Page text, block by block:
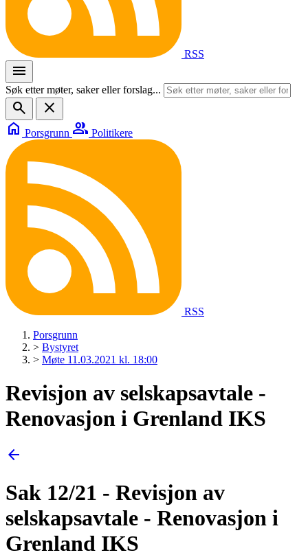
RSS
menu
Søk etter møter, saker eller forslag...
search
close
home Porsgrunn group Politikere
RSS
Porsgrunn
> Bystyret
> Møte 11.03.2021 kl. 18:00
Revisjon av selskapsavtale -
Renovasjon i Grenland IKS
arrow_back
Sak 12/21 - Revisjon av
selskapsavtale - Renovasjon i
Grenland IKS